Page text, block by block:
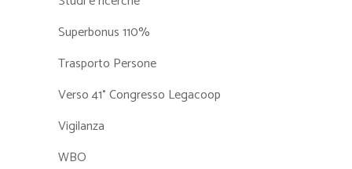
Superbonus 110%
Trasporto Persone
Verso 41° Congresso Legacoop
Vigilanza
WBO